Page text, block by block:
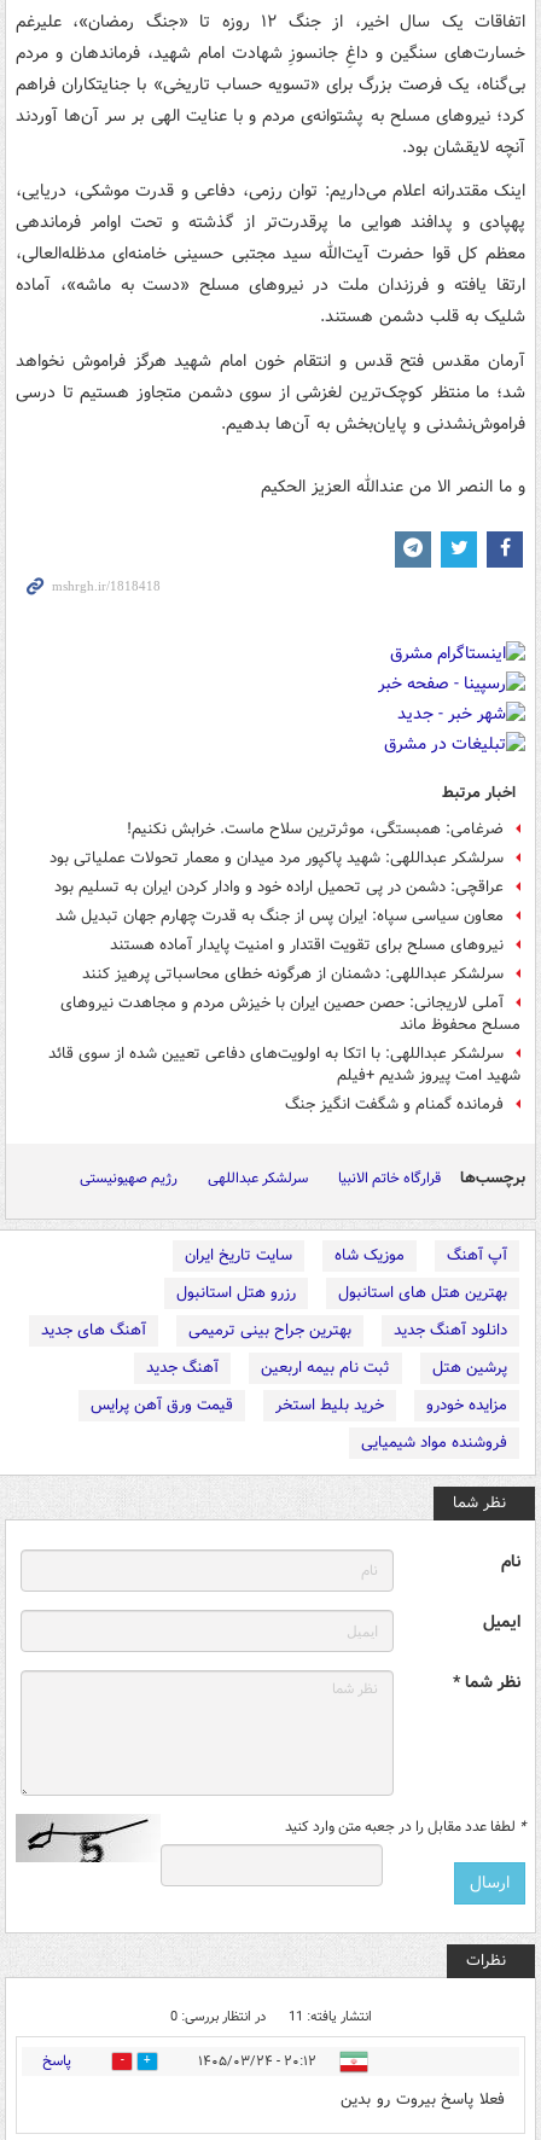
اتفاقات یک سال اخیر، از جنگ ۱۲ روزه تا «جنگ رمضان»، علیرغم
خسارت‌های سنگین و داغِ جانسوزِ شهادت امام شهید، فرماندهان و مردم
بی‌گناه، یک فرصت بزرگ برای «تسویه حساب تاریخی» با جنایتکاران فراهم
کرد؛ نیروهای مسلح به پشتوانه‌ی مردم و با عنایت الهی بر سر آن‌ها آوردند
آنچه لایقشان بود.
اینک مقتدرانه اعلام می‌داریم: توان رزمی، دفاعی و قدرت موشکی، دریایی،
پهپادی و پدافند هوایی ما پرقدرت‌تر از گذشته و تحت اوامر فرماندهی
معظم کل قوا حضرت آیت‌الله ‌سید مجتبی حسینی خامنه‌ای مدظله‌العالی،
ارتقا یافته و فرزندان ملت در نیروهای مسلح «دست به ماشه»، آماده
شلیک به قلب دشمن هستند.
آرمان مقدس فتح قدس و انتقام خون امام شهید هرگز فراموش نخواهد
شد؛ ما منتظر کوچک‌ترین لغزشی از سوی دشمن متجاوز هستیم تا درسی
فراموش‌نشدنی و پایان‌بخش به آن‌ها بدهیم.
و ما النصر الا من عندالله العزیز الحکیم
اخبار مرتبط
ضرغامی: همبستگی، موثرترین سلاح ماست. خرابش نکنیم!
سرلشکر عبداللهی: شهید پاکپور مرد میدان و معمار تحولات عملیاتی بود
عراقچی: دشمن در پی تحمیل اراده خود و وادار کردن ایران به تسلیم بود
معاون سیاسی سپاه: ایران پس از جنگ به قدرت چهارم جهان تبدیل شد
نیروهای مسلح برای تقویت اقتدار و امنیت پایدار آماده هستند
سرلشکر عبداللهی: دشمنان از هرگونه خطای محاسباتی پرهیز کنند
آملی لاریجانی: حصن حصین ایران با خیزش مردم و مجاهدت نیروهای
مسلح محفوظ ماند
سرلشکر عبداللهی: با اتکا به اولویت‌های دفاعی تعیین شده از سوی قائد
شهید امت پیروز شدیم +فیلم
فرمانده گمنام و شگفت انگیز جنگ
برچسب‌ها قرارگاه خاتم الانبیا سرلشکر عبداللهی رژیم صهیونیستی
آپ آهنگ موزیک شاه
سایت تاریخ ایران
بهترین هتل های استانبول
رزرو هتل استانبول
دانلود آهنگ جدید
بهترین جراح بینی ترمیمی
آهنگ های جدید
پرشین هتل
ثبت نام بیمه اربعین
آهنگ جدید
مزایده خودرو
خرید بلیط استخر
قیمت ورق آهن پرایس
فروشنده مواد شیمیایی
نظر شما
نام
ایمیل
نظر شما *
* لطفا عدد مقابل را در جعبه متن وارد کنید
نظرات
انتشار یافته: 11 در انتظار بررسی: 0
۲۰:۱۲ - ۱۴۰۵/۰۳/۲۴ 6 پاسخ
فعلا پاسخ بیروت رو بدین